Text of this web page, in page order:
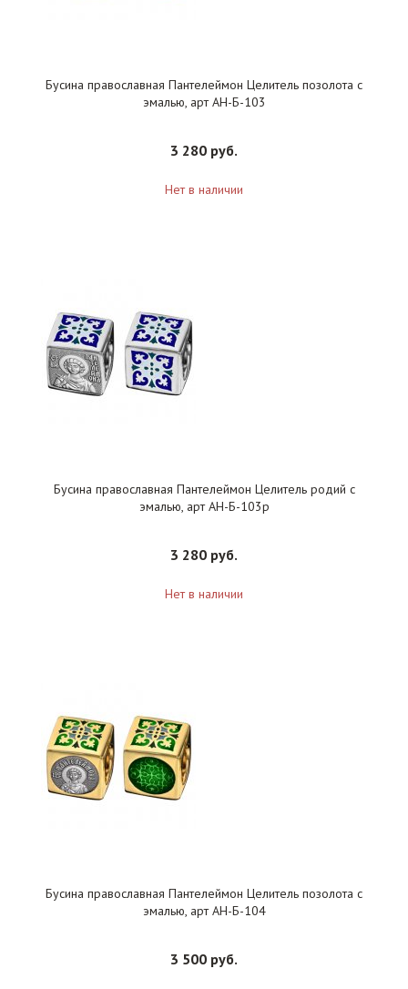
Бусина православная Пантелеймон Целитель позолота с
эмалью, арт АН-Б-103
3 280 руб.
Нет в наличии
Бусина православная Пантелеймон Целитель родий с
эмалью, арт АН-Б-103р
3 280 руб.
Нет в наличии
Бусина православная Пантелеймон Целитель позолота с
эмалью, арт АН-Б-104
3 500 руб.